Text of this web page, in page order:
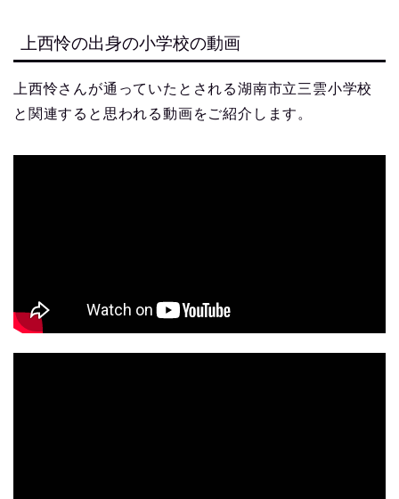
上西怜の出身の小学校の動画
上西怜さんが通っていたとされる湖南市立三雲小学校
と関連すると思われる動画をご紹介します。